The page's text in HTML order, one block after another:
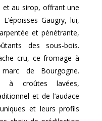
au sirop, offrant une
Gaugry, lui,
et pénétrante,
des sous-bois.
cru, ce fromage à
de Bourgogne.
à croûtes lavées,
et de l’audace
et leurs profils